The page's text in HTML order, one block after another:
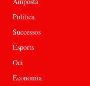
Política
Successos
Esports
Oci
Economia